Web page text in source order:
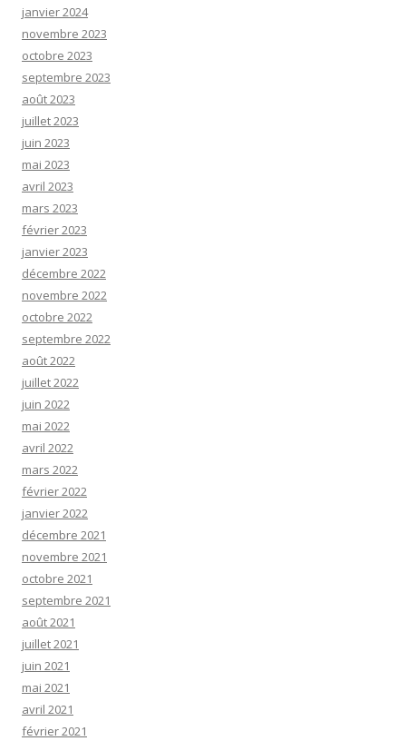
janvier 2024
novembre 2023
octobre 2023
septembre 2023
août 2023
juillet 2023
juin 2023
mai 2023
avril 2023
mars 2023
février 2023
janvier 2023
décembre 2022
novembre 2022
octobre 2022
septembre 2022
août 2022
juillet 2022
juin 2022
mai 2022
avril 2022
mars 2022
février 2022
janvier 2022
décembre 2021
novembre 2021
octobre 2021
septembre 2021
août 2021
juillet 2021
juin 2021
mai 2021
avril 2021
février 2021